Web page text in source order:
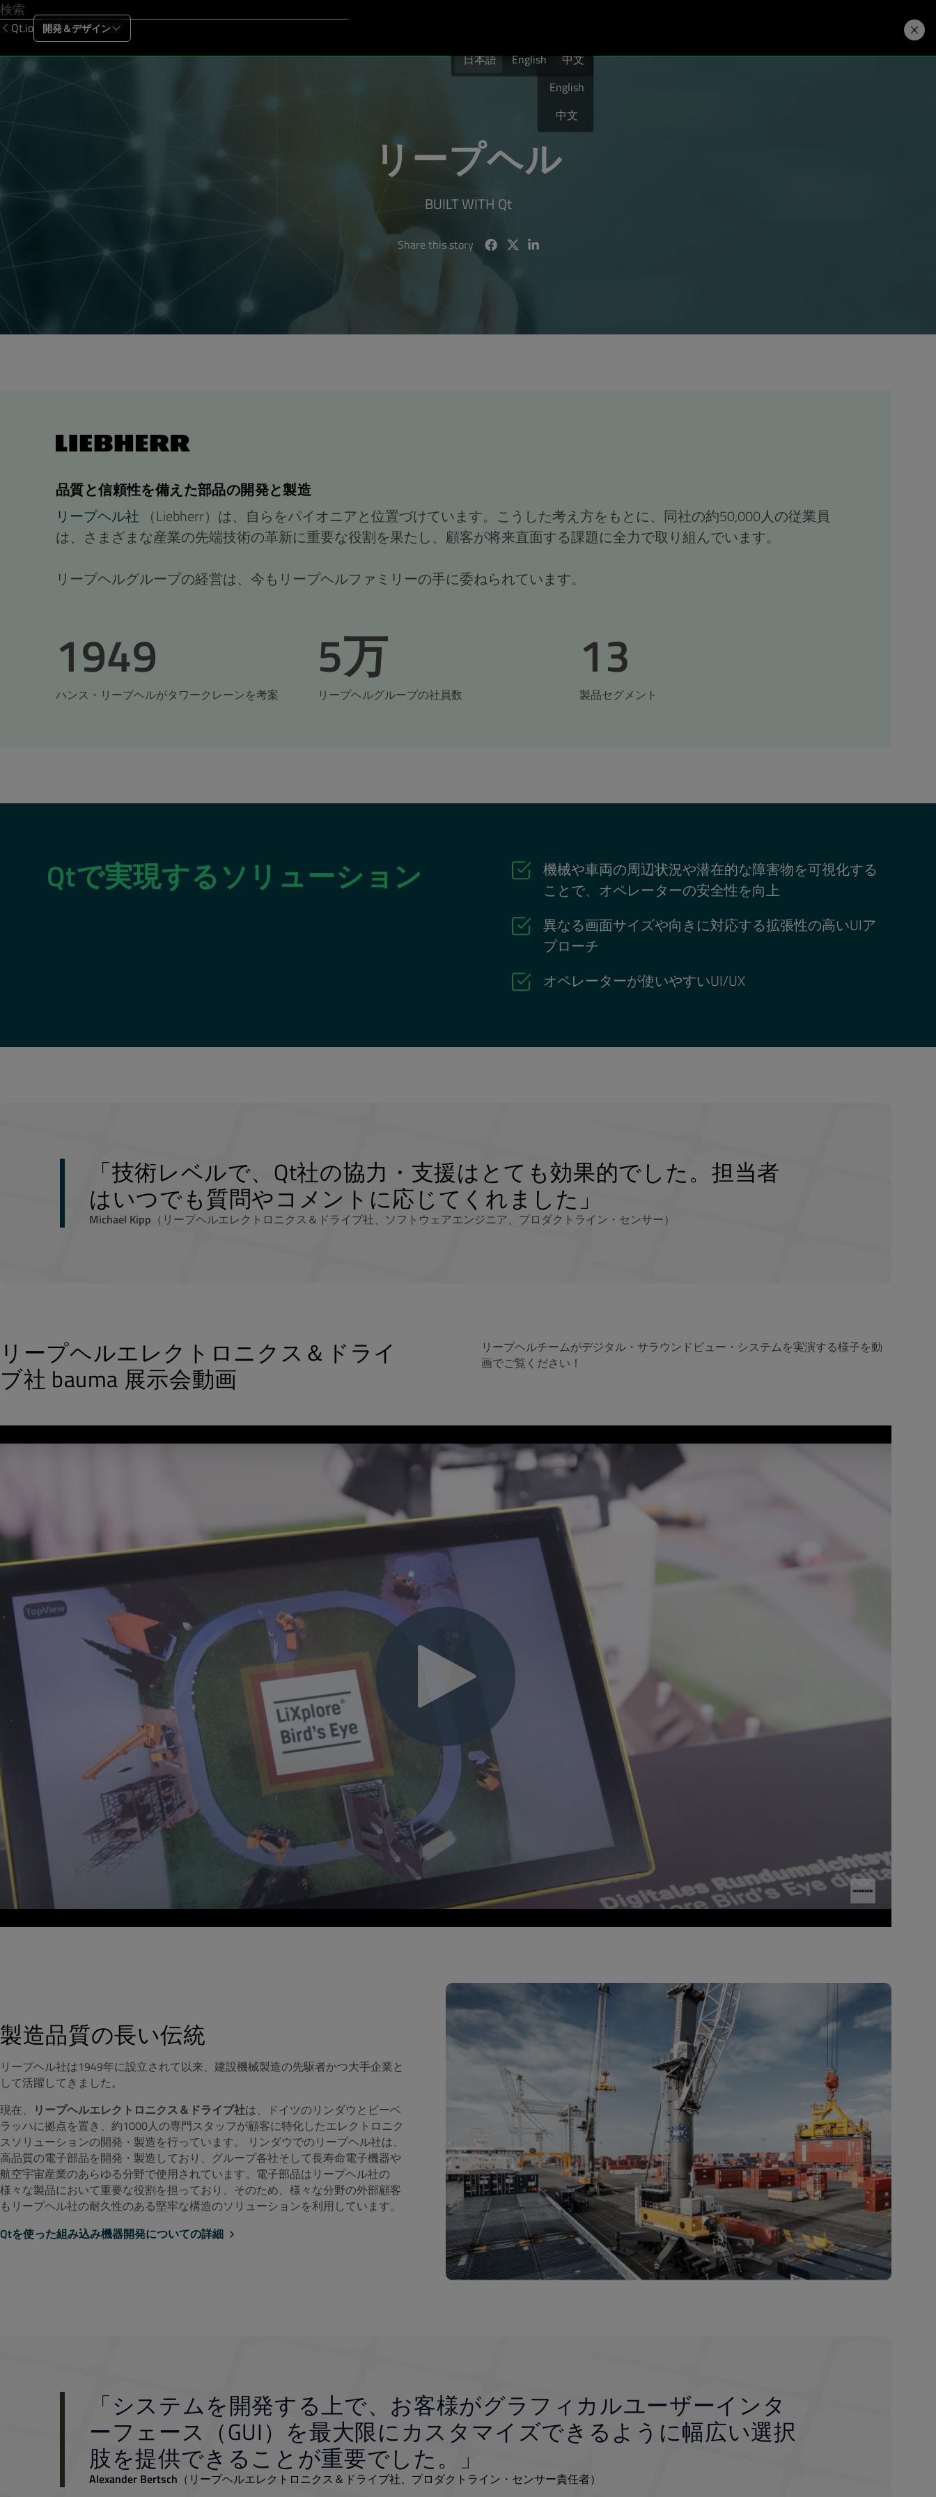
Qt.io 開発＆デザイン
日本語
English
中文
日本語 English 中文
リープヘル
BUILT WITH Qt
Share this story
品質と信頼性を備えた部品の開発と製造
リープヘル社 （Liebherr）は、自らをパイオニアと位置づけています。こうした考え方をもとに、同社の約50,000人の従業員
は、さまざまな産業の先端技術の革新に重要な役割を果たし、顧客が将来直面する課題に全力で取り組んでいます。
リープヘルグループの経営は、今もリープヘルファミリーの手に委ねられています。
1949
ハンス・リープヘルがタワークレーンを考案
5万
リープヘルグループの社員数
13
製品セグメント
Qtで実現するソリューション
機械や車両の周辺状況や潜在的な障害物を可視化する
ことで、オペレーターの安全性を向上
異なる画面サイズや向きに対応する拡張性の高いUIア
プローチ
オペレーターが使いやすいUI/UX
「技術レベルで、Qt社の協力・支援はとても効果的でした。担当者
はいつでも質問やコメントに応じてくれました」
Michael Kipp （リープヘルエレクトロニクス＆ドライブ社、ソフトウェアエンジニア、プロダクトライン・センサー）
リープヘルエレクトロニクス＆ドライ
ブ社 bauma 展示会動画
リープヘルチームがデジタル・サラウンドビュー・システムを実演する様子を動
画でご覧ください！
製造品質の長い伝統
リープヘル社は1949年に設立されて以来、建設機械製造の先駆者かつ大手企業と
して活躍してきました。
現在、 リープヘルエレクトロニクス＆ドライブ社は、ドイツのリンダウとビーベ
ラッハに拠点を置き、約1000人の専門スタッフが顧客に特化したエレクトロニク
スソリューションの開発・製造を行っています。 リンダウでのリープヘル社は、
高品質の電子部品を開発・製造しており、グループ各社そして長寿命電子機器や
航空宇宙産業のあらゆる分野で使用されています。電子部品はリープヘル社の
様々な製品において重要な役割を担っており、そのため、様々な分野の外部顧客
もリープヘル社の耐久性のある堅牢な構造のソリューションを利用しています。
Qtを使った組み込み機器開発についての詳細
「システムを開発する上で、お客様がグラフィカルユーザーインタ
ーフェース（GUI）を最大限にカスタマイズできるように幅広い選択
肢を提供できることが重要でした。」
Alexander Bertsch （リープヘルエレクトロニクス＆ドライブ社、プロダクトライン・センサー責任者）